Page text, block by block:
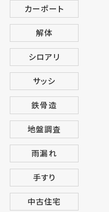
カーポート
解体
シロアリ
サッシ
鉄骨造
地盤調査
雨漏れ
手すり
中古住宅